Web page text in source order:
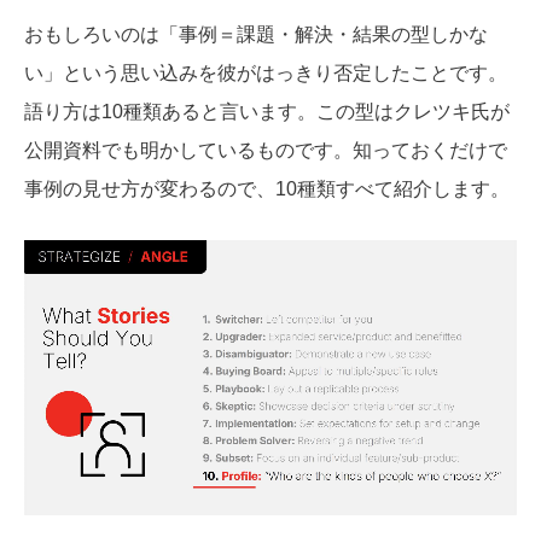
おもしろいのは「事例＝課題・解決・結果の型しかな
い」という思い込みを彼がはっきり否定したことです。
語り方は10種類あると言います。この型はクレツキ氏が
公開資料でも明かしているものです。知っておくだけで
事例の見せ方が変わるので、10種類すべて紹介します。